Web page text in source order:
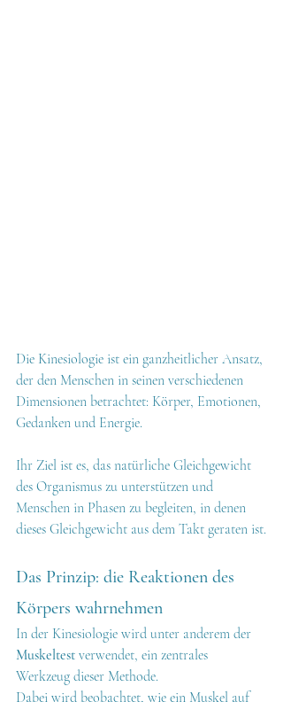
Die Kinesiologie ist ein ganzheitlicher Ansatz,
der den Menschen in seinen verschiedenen
Dimensionen betrachtet: Körper, Emotionen,
Gedanken und Energie.
Ihr Ziel ist es, das natürliche Gleichgewicht
des Organismus zu unterstützen und
Menschen in Phasen zu begleiten, in denen
dieses Gleichgewicht aus dem Takt geraten ist.
Das Prinzip: die Reaktionen des
Körpers wahrnehmen
In der Kinesiologie wird unter anderem der
Muskeltest verwendet, ein zentrales
Werkzeug dieser Methode.
Dabei wird beobachtet, wie ein Muskel auf